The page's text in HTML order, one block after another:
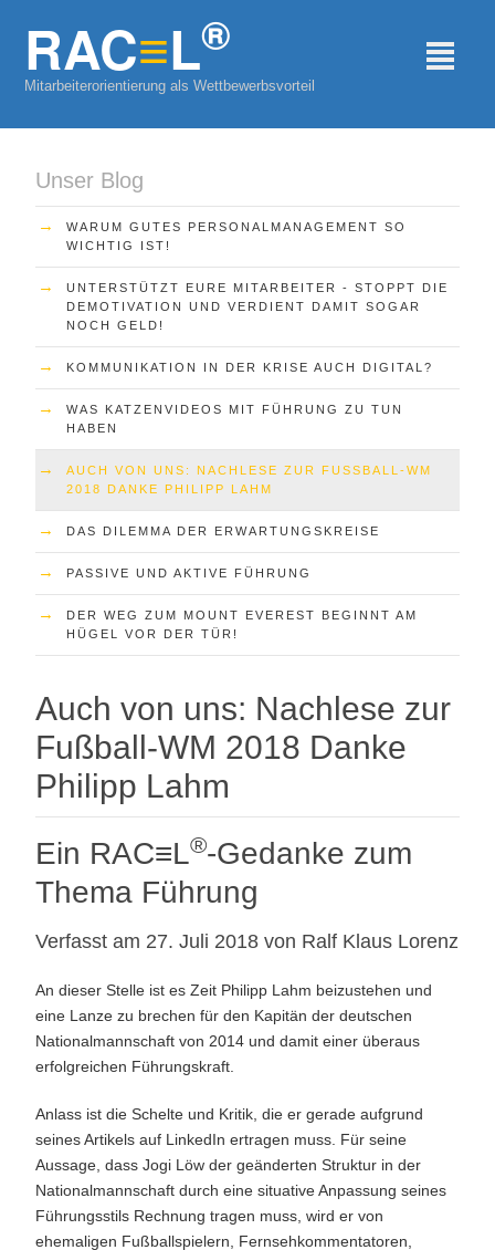
RAC≡L®
Mitarbeiterorientierung als Wettbewerbsvorteil
²
Unser Blog
→
WARUM GUTES PERSONALMANAGEMENT SO
WICHTIG IST!
→
UNTERSTÜTZT EURE MITARBEITER - STOPPT DIE
DEMOTIVATION UND VERDIENT DAMIT SOGAR
NOCH GELD!
→ KOMMUNIKATION IN DER KRISE AUCH DIGITAL?
→
WAS KATZENVIDEOS MIT FÜHRUNG ZU TUN
HABEN
→
AUCH VON UNS: NACHLESE ZUR FUSSBALL-WM 2
018 DANKE PHILIPP LAHM
→ DAS DILEMMA DER ERWARTUNGSKREISE
→ PASSIVE UND AKTIVE FÜHRUNG
→
DER WEG ZUM MOUNT EVEREST BEGINNT AM
HÜGEL VOR DER TÜR!
Auch von uns: Nachlese zur
Fußball-WM 2018 Danke
Philipp Lahm
Ein RAC≡L®-Gedanke zum
Thema Führung
Verfasst am 27. Juli 2018 von Ralf Klaus Lorenz
An dieser Stelle ist es Zeit Philipp Lahm beizustehen und
eine Lanze zu brechen für den Kapitän der deutschen
Nationalmannschaft von 2014 und damit einer überaus
erfolgreichen Führungskraft.
Anlass ist die Schelte und Kritik, die er gerade aufgrund
seines Artikels auf LinkedIn ertragen muss. Für seine
Aussage, dass Jogi Löw der geänderten Struktur in der
Nationalmannschaft durch eine situative Anpassung seines
Führungsstils Rechnung tragen muss, wird er von
ehemaligen Fußballspielern, Fernsehkommentatoren,